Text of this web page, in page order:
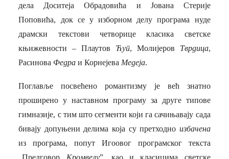
дела Доситеја Обрадовића и Јована Стерије
Поповића, док се у изборном делу програма нуде
драмски текстови четворице класика светске
књижевности – Плаутов Ћуп, Молијеров Тврдица,
Расинова Федраи Корнејева Медеја.
Поглавље посвећено романтизму је већ знатно
проширено у наставном програму за друге типове
гимназије, с тим што сегменти који га сачињавају сада
бивају допуњени делима која су претходно избачена
из програма, попут Игоовог програмског текста
„Предговор Кромвелу”, као и класицима светске